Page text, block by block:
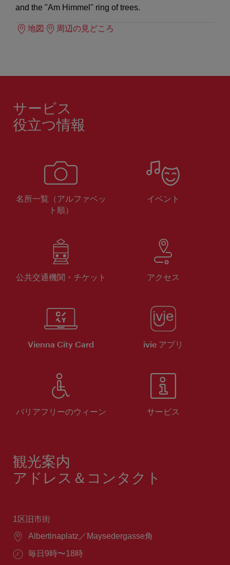
and the "Am Himmel" ring of trees.
地図 周辺の見どころ
サービス
役立つ情報
名所一覧（アルファベッ
ト順）
イベント
公共交通機関・チケット アクセス
Vienna City Card ivie アプリ
バリアフリーのウィーン サービス
観光案内
アドレス＆コンタクト
1区旧市街
場
Albertinaplatz／Maysedergasse角
営
毎日9時〜18時